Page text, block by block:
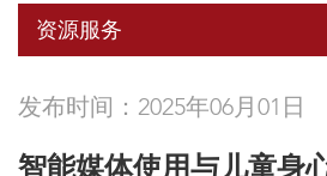
资源服务
发布时间：2025年06月01日
智能媒体使用与儿童身